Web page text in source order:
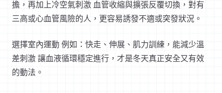
擔，再加上冷空氣刺激 血管收縮與擴張反覆切換，對有
三高或心血管風險的人，更容易誘發不適或突發狀況。
選擇室內運動 例如：快走、伸展、肌力訓練，能減少溫
差刺激 讓血液循環穩定進行，才是冬天真正安全又有效
的動法。